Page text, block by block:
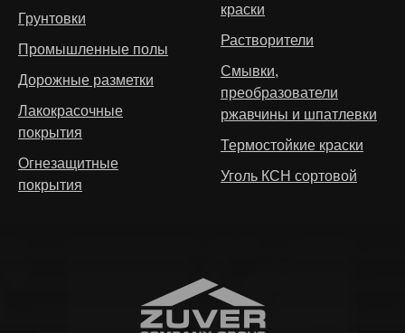
Грунтовки
Промышленные полы
Дорожные разметки
Лакокрасочные
покрытия
Огнезащитные
покрытия
краски
Растворители
Смывки,
преобразователи
ржавчины и шпатлевки
Термостойкие краски
Уголь КСН сортовой